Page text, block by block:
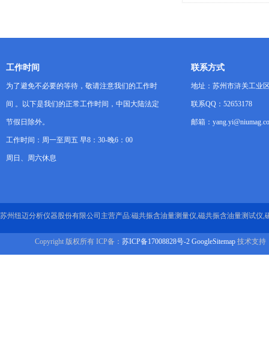
工作时间
为了避免不必要的等待，敬请注意我们的工作时
间 。以下是我们的正常工作时间，中国大陆法定
节假日除外。
工作时间：周一至周五 早8：30-晚6：00
周日、周六休息
联系方式
地址：苏州市浒关工业
联系QQ：52653178
邮箱：
苏州纽迈分析仪器股份有限公司主营产品:磁共振含油量测量仪,磁共振含油量测试仪,
Copyright 版权所有 ICP备： 苏ICP备17008828号-2 GoogleSitemap 技术支持